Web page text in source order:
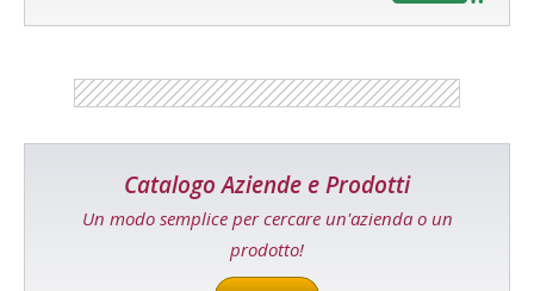
Catalogo Aziende e Prodotti
Un modo semplice per cercare un'azienda o un
prodotto!